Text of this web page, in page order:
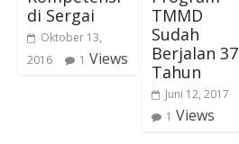
di Sergai
Oktober 13,
2016
1 Views
TMMD
Sudah
Berjalan 37
Tahun
Juni 12, 2017
1 Views